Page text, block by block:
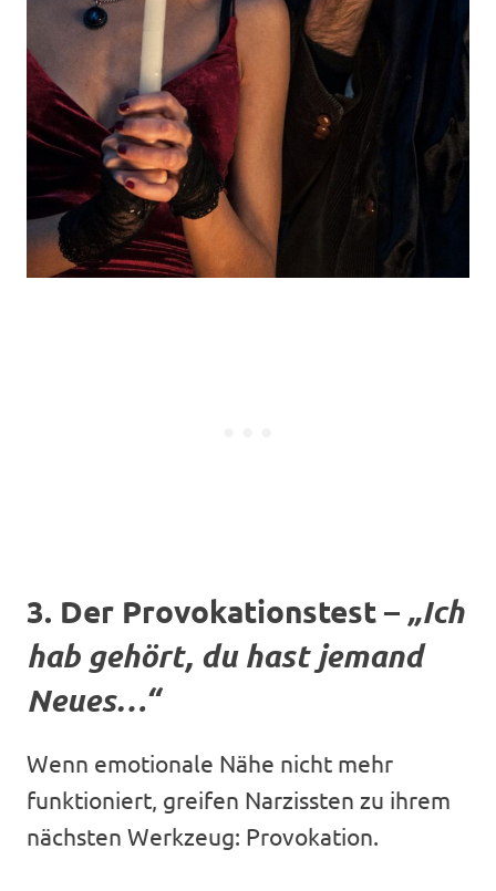
3. Der Provokationstest – „Ich
hab gehört, du hast jemand
Neues…“
Wenn emotionale Nähe nicht mehr
funktioniert, greifen Narzissten zu ihrem
nächsten Werkzeug: Provokation.